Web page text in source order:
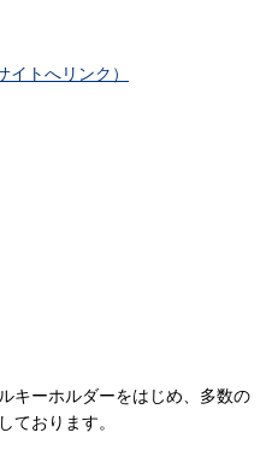
トへリンク）
キーホルダーをはじめ、多数の
ております。